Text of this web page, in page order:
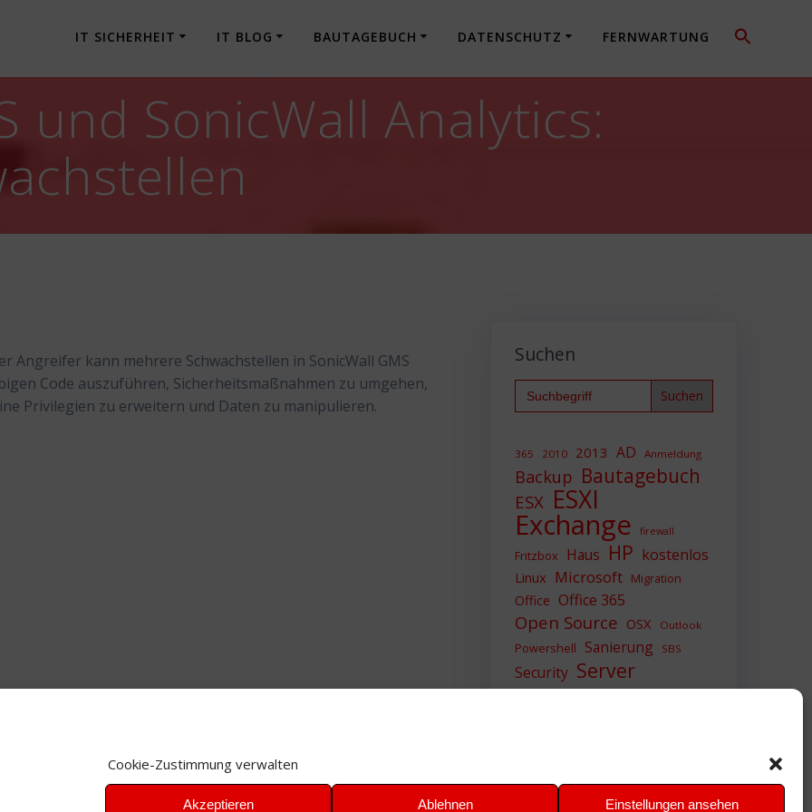
Cookie-Zustimmung verwalten
Akzeptieren Ablehnen Einstellungen ansehen
IT SICHERHEIT IT BLOG BAUTAGEBUCH DATENSCHUTZ FERNWARTUNG
und SonicWall Analytics:
kann mehrere Schwachstellen in SonicWall GMS
Code auszuführen, Sicherheitsmaßnahmen zu umgehen,
Privilegien zu erweitern und Daten zu manipulieren.
Suchen
Search
for:
365 2010 2013 AD Anmeldung
Backup Bautagebuch
ESX ESXI
Exchange firewall
Fritzbox Haus HP kostenlos
Linux Microsoft Migration
Office Office 365
Open Source OSX Outlook
Powershell Sanierung SBS
Security Server
Sicherheit SIEM
VMWare VPN WAZUH